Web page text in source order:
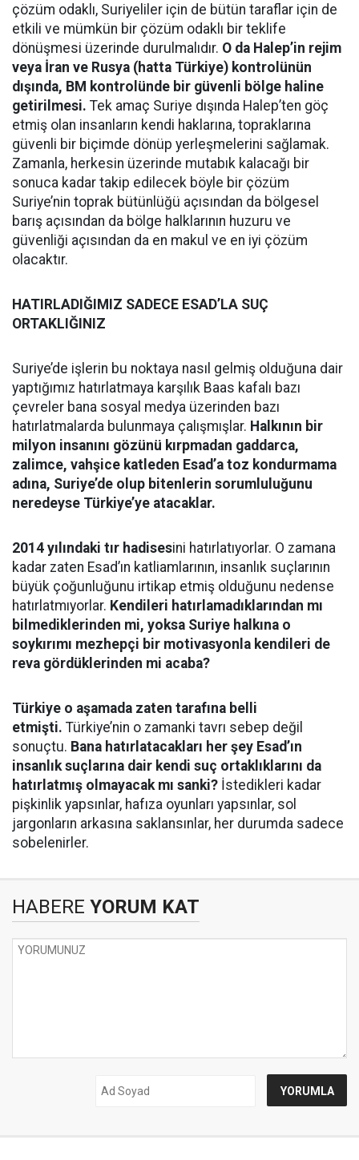
çözüm odaklı, Suriyeliler için de bütün taraflar için de
etkili ve mümkün bir çözüm odaklı bir teklife
dönüşmesi üzerinde durulmalıdır. O da Halep’in rejim
veya İran ve Rusya (hatta Türkiye) kontrolünün
dışında, BM kontrolünde bir güvenli bölge haline
getirilmesi. Tek amaç Suriye dışında Halep’ten göç
etmiş olan insanların kendi haklarına, topraklarına
güvenli bir biçimde dönüp yerleşmelerini sağlamak.
Zamanla, herkesin üzerinde mutabık kalacağı bir
sonuca kadar takip edilecek böyle bir çözüm
Suriye’nin toprak bütünlüğü açısından da bölgesel
barış açısından da bölge halklarının huzuru ve
güvenliği açısından da en makul ve en iyi çözüm
olacaktır.
HATIRLADIĞIMIZ SADECE ESAD’LA SUÇ
ORTAKLIĞINIZ
Suriye’de işlerin bu noktaya nasıl gelmiş olduğuna dair
yaptığımız hatırlatmaya karşılık Baas kafalı bazı
çevreler bana sosyal medya üzerinden bazı
hatırlatmalarda bulunmaya çalışmışlar. Halkının bir
milyon insanını gözünü kırpmadan gaddarca,
zalimce, vahşice katleden Esad’a toz kondurmama
adına, Suriye’de olup bitenlerin sorumluluğunu
neredeyse Türkiye’ye atacaklar.
2014 yılındaki tır hadisesini hatırlatıyorlar. O zamana
kadar zaten Esad’ın katliamlarının, insanlık suçlarının
büyük çoğunluğunu irtikap etmiş olduğunu nedense
hatırlatmıyorlar. Kendileri hatırlamadıklarından mı
bilmediklerinden mi, yoksa Suriye halkına o
soykırımı mezhepçi bir motivasyonla kendileri de
reva gördüklerinden mi acaba?
Türkiye o aşamada zaten tarafına belli
etmişti. Türkiye’nin o zamanki tavrı sebep değil
sonuçtu. Bana hatırlatacakları her şey Esad’ın
insanlık suçlarına dair kendi suç ortaklıklarını da
hatırlatmış olmayacak mı sanki? İstedikleri kadar
pişkinlik yapsınlar, hafıza oyunları yapsınlar, sol
jargonların arkasına saklansınlar, her durumda sadece
sobelenirler.
HABERE YORUM KAT